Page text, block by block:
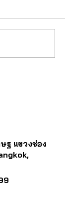
จาก
ฐ แขวงช่อง